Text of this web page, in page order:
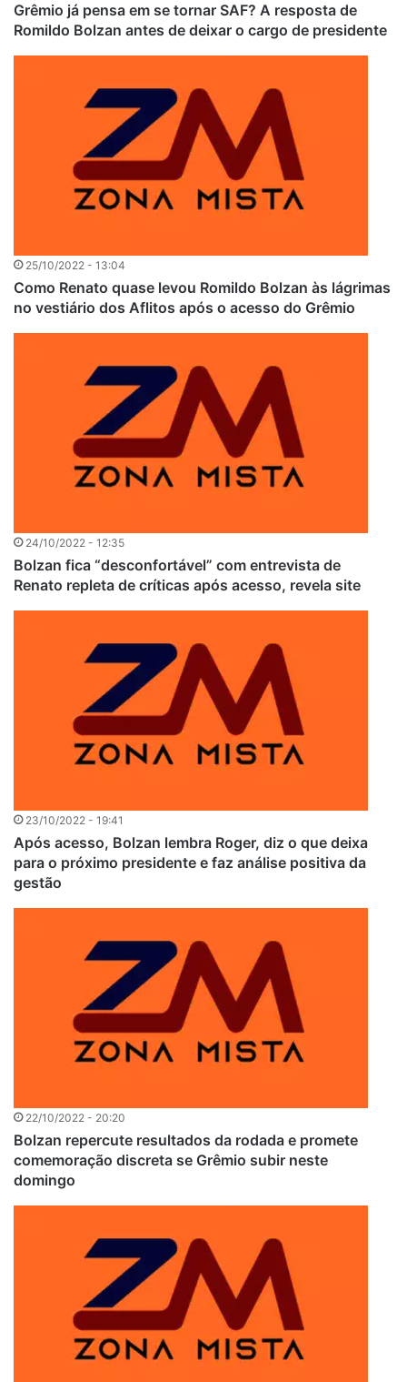
Grêmio já pensa em se tornar SAF? A resposta de
Romildo Bolzan antes de deixar o cargo de presidente
25/10/2022 - 13:04
Como Renato quase levou Romildo Bolzan às lágrimas
no vestiário dos Aflitos após o acesso do Grêmio
24/10/2022 - 12:35
Bolzan fica “desconfortável” com entrevista de
Renato repleta de críticas após acesso, revela site
23/10/2022 - 19:41
Após acesso, Bolzan lembra Roger, diz o que deixa
para o próximo presidente e faz análise positiva da
gestão
22/10/2022 - 20:20
Bolzan repercute resultados da rodada e promete
comemoração discreta se Grêmio subir neste
domingo